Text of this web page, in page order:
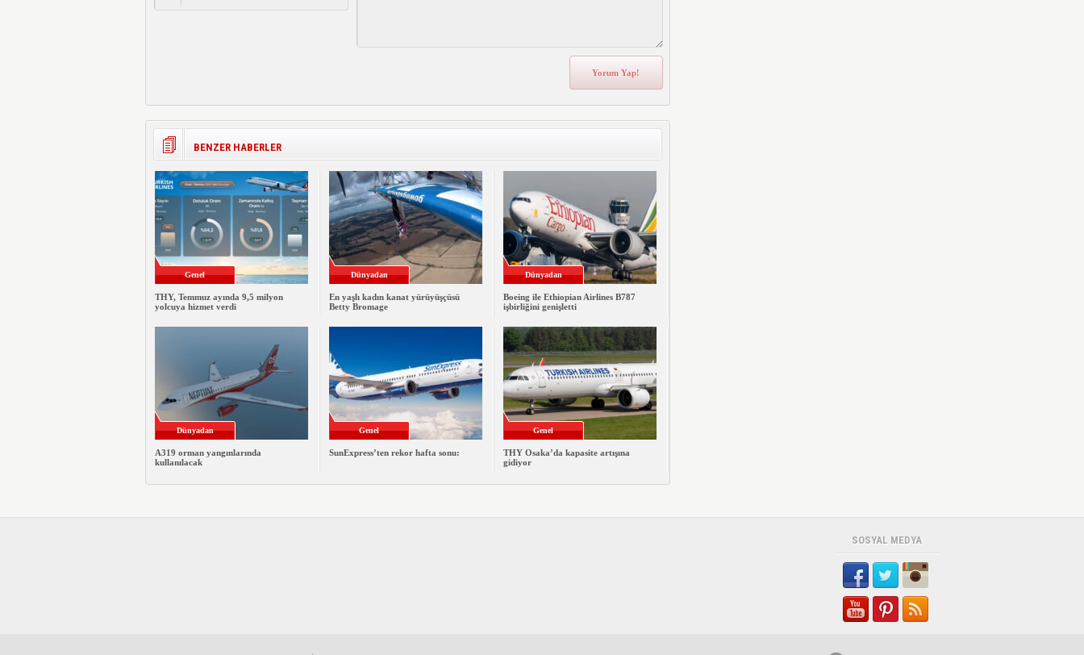
BENZER HABERLER
Genel
THY, Temmuz ayında 9,5 milyon
yolcuya hizmet verdi
Dünyadan
En yaşlı kadın kanat yürüyüşçüsü
Betty Bromage
Dünyadan
Boeing ile Ethiopian Airlines B787
işbirliğini genişletti
Dünyadan
A319 orman yangınlarında
kullanılacak
Genel
SunExpress’ten rekor hafta sonu:
Genel
THY Osaka’da kapasite artışına
gidiyor
SOSYAL MEDYA